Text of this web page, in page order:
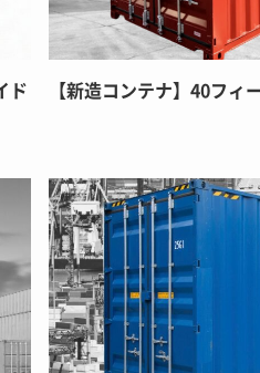
ド
【新造コンテナ】40フィ